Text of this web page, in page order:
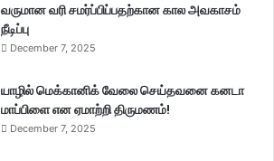
வருமான வரி சமர்ப்பிப்பதற்கான கால அவகாசம்
நீடிப்பு
December 7, 2025
யாழில் மெக்கானிக் வேலை செய்தவனை கனடா
மாப்பிளை என ஏமாற்றி திருமணம்!
December 7, 2025